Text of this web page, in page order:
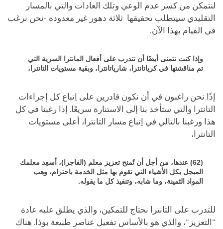
لنتمكن من كسر عدم الوعي وتلك العادات والتي بالمسار
التقليدي سيتطلب تحقيقها ثلاثة دهور غير معدودة -نحن نرغب
في القيام بهذا الآن.
وإذا كنت تتمنى أيضًا أن تتدرب على أفعال المانترا السرية التي
تم مناقشتها في كرياتانترا، شارياتانترا، وبقية مستويات التانترا،
إذًا نحن راغبون في أن نكون قادرين على اِتباع كل إجراءات
التانترا والتي ستأخذ بنا إلى الاستنارة سريعًا. إذا رغبنا في كل
هذا ورغبنا بالتالي في اِتباع مسار التانترا، أعلى مستويات
التانترا،
(62) عندها، من أجل أن تُمنح تعزيز معلم (الفاجرا)، أسعِد معلمك
المبجل بكل الأشياء التي تقوم بها مثل الخدمة باحترام، وهب
المواد الثمينة، وما شابه، وتنفيذ كل ما يقوله.
للتدرب على التانترا نحتاج للتمكين، والذي يطلق عليه عادة
"التعزيز"، والذي هو بالأساس تفعيل عناصر طبيعة بوذا. هناك